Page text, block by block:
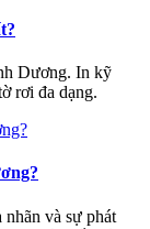
Dương. In kỹ
rơi đa dạng.
và sự phát